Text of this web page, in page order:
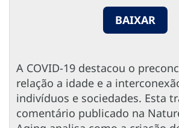
BAIXAR
A COVID-19 destacou o
relação a idade e a
indivíduos e sociedades. Esta
comentário publicado na